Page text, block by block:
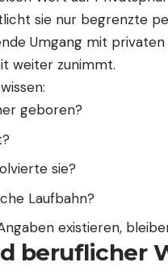
sie nur begrenzte
Umgang mit
weiter zunimmt.
geboren?
sie?
Laufbahn?
existieren,
beruflicher